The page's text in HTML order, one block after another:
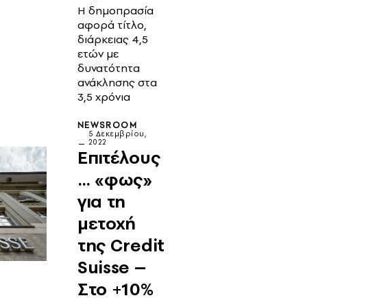
Η δημοπρασία
αφορά τίτλο,
διάρκειας 4,5
ετών με
δυνατότητα
ανάκλησης στα
3,5 χρόνια
NEWSROOM
5 Δεκεμβρίου,
2022
Επιτέλους
… «φως»
για τη
μετοχή
της Credit
Suisse –
Στο +10%